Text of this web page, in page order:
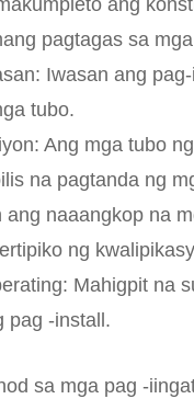
pagtagas sa
Iwasan ang
tubo.
Ang mga tubo
na pagtanda ng
naaangkop na
ng
Mahigpit na
pag -install.
sa mga pag -